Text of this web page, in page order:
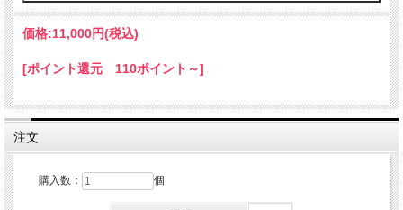
価格:11,000円(税込)
[ポイント還元 110ポイント～]
注文
購入数： 個